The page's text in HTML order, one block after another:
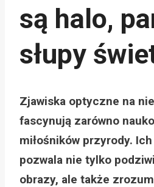
są halo,
słupy
Zjawiska optyczne na
fascynują zarówno
miłośników przyrody.
pozwala nie tylko
obrazy, ale także